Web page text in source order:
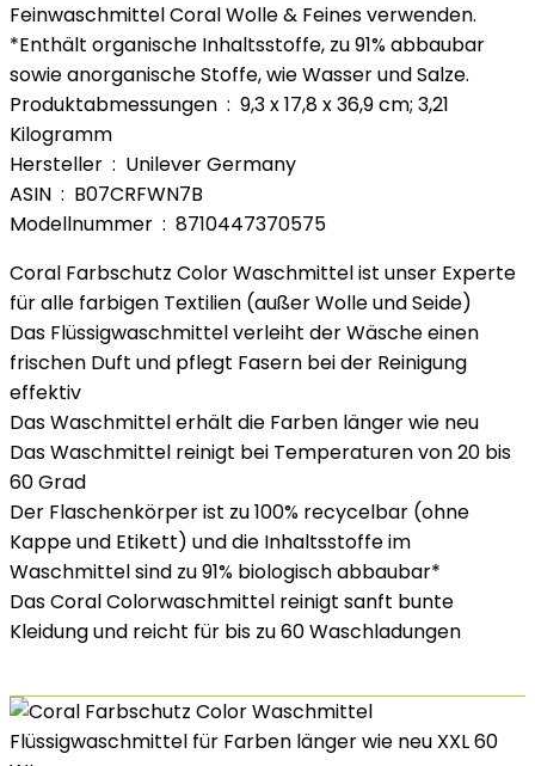
Feinwaschmittel Coral Wolle & Feines verwenden.
*Enthält organische Inhaltsstoffe, zu 91% abbaubar
sowie anorganische Stoffe, wie Wasser und Salze.
Produktabmessungen ‏ : ‎ 9,3 x 17,8 x 36,9 cm; 3,21
Kilogramm
Hersteller ‏ : ‎ Unilever Germany
ASIN ‏ : ‎ B07CRFWN7B
Modellnummer ‏ : ‎ 8710447370575
Coral Farbschutz Color Waschmittel ist unser Experte
für alle farbigen Textilien (außer Wolle und Seide)
Das Flüssigwaschmittel verleiht der Wäsche einen
frischen Duft und pflegt Fasern bei der Reinigung
effektiv
Das Waschmittel erhält die Farben länger wie neu
Das Waschmittel reinigt bei Temperaturen von 20 bis
60 Grad
Der Flaschenkörper ist zu 100% recycelbar (ohne
Kappe und Etikett) und die Inhaltsstoffe im
Waschmittel sind zu 91% biologisch abbaubar*
Das Coral Colorwaschmittel reinigt sanft bunte
Kleidung und reicht für bis zu 60 Waschladungen